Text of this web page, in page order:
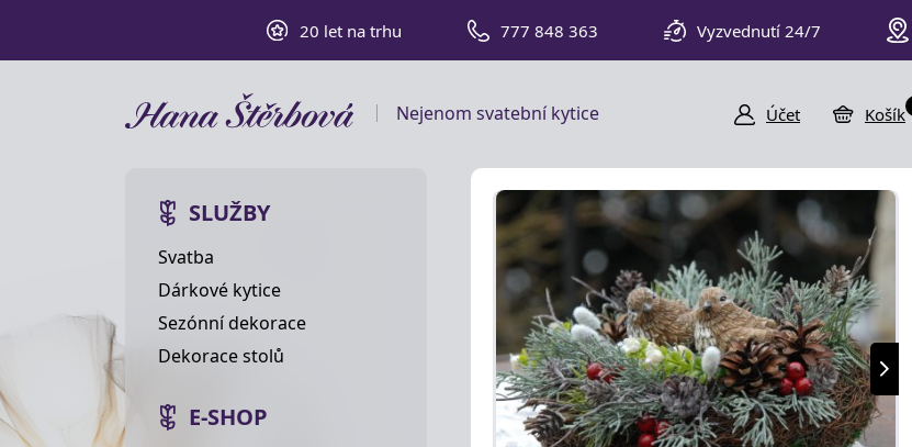
20 let na trhu 777 848 363 Vyzvednutí 24/7
Nejenom svatební kytice Účet Košík
SLUŽBY
Svatba
Dárkové kytice
Sezónní dekorace
Dekorace stolů
E-SHOP